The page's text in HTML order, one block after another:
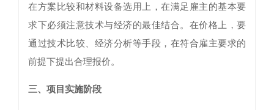
在方案比较和材料设备选用上，在满足雇主的基本要
求下必须注意技术与经济的最佳结合。在价格上，要
通过技术比较、经济分析等手段，在符合雇主要求的
前提下提出合理报价。
三、项目实施阶段